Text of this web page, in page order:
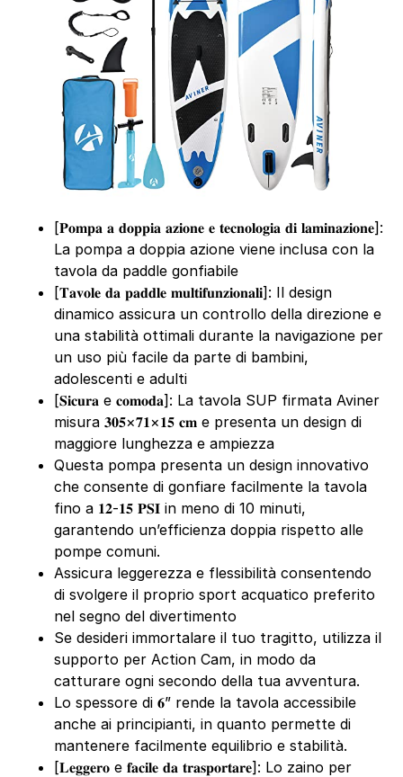
[𝐏𝐨𝐦𝐩𝐚 𝐚 𝐝𝐨𝐩𝐩𝐢𝐚 𝐚𝐳𝐢𝐨𝐧𝐞 𝐞 𝐭𝐞𝐜𝐧𝐨𝐥𝐨𝐠𝐢𝐚 𝐝𝐢 𝐥𝐚𝐦𝐢𝐧𝐚𝐳𝐢𝐨𝐧𝐞]:
La pompa a doppia azione viene inclusa con la
tavola da paddle gonfiabile
[𝐓𝐚𝐯𝐨𝐥𝐞 𝐝𝐚 𝐩𝐚𝐝𝐝𝐥𝐞 𝐦𝐮𝐥𝐭𝐢𝐟𝐮𝐧𝐳𝐢𝐨𝐧𝐚𝐥𝐢]: Il design
dinamico assicura un controllo della direzione e
una stabilità ottimali durante la navigazione per
un uso più facile da parte di bambini,
adolescenti e adulti
[𝐒𝐢𝐜𝐮𝐫𝐚 e 𝐜𝐨𝐦𝐨𝐝𝐚]: La tavola SUP firmata Aviner
misura 𝟑𝟎𝟓×𝟕𝟏×𝟏𝟓 𝐜𝐦 e presenta un design di
maggiore lunghezza e ampiezza
Questa pompa presenta un design innovativo
che consente di gonfiare facilmente la tavola
fino a 𝟏𝟐-𝟏𝟓 𝐏𝐒𝐈 in meno di 10 minuti,
garantendo un’efficienza doppia rispetto alle
pompe comuni.
Assicura leggerezza e flessibilità consentendo
di svolgere il proprio sport acquatico preferito
nel segno del divertimento
Se desideri immortalare il tuo tragitto, utilizza il
supporto per Action Cam, in modo da
catturare ogni secondo della tua avventura.
Lo spessore di 𝟔” rende la tavola accessibile
anche ai principianti, in quanto permette di
mantenere facilmente equilibrio e stabilità.
[𝐋𝐞𝐠𝐠𝐞𝐫𝐨 e 𝐟𝐚𝐜𝐢𝐥𝐞 𝐝𝐚 𝐭𝐫𝐚𝐬𝐩𝐨𝐫𝐭𝐚𝐫𝐞]: Lo zaino per